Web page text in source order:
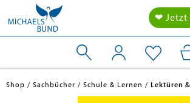
❤ Jetzt
Shop Sachbücher Schule & Lernen Lektüren